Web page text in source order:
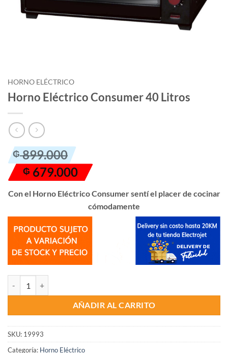
HORNO ELÉCTRICO
Horno Eléctrico Consumer 40 Litros
₲899.000
El
precio
original
era:
₲ 899.000.
₲ 679.000
El
precio
actual
es:
₲ 679.000.
Con el Horno Eléctrico Consumer sentí el placer de cocinar
cómodamente
AÑADIR AL CARRITO
SKU: 19993
Categoría: Horno Eléctrico